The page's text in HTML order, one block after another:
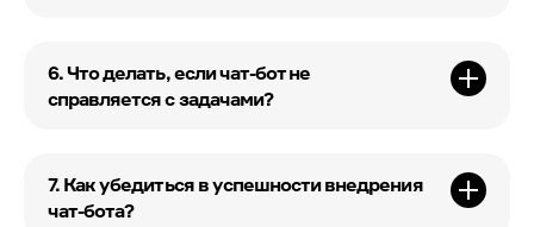
6. Что делать, если чат-бот не
справляется с задачами?
7. Как убедиться в успешности внедрения
чат-бота?